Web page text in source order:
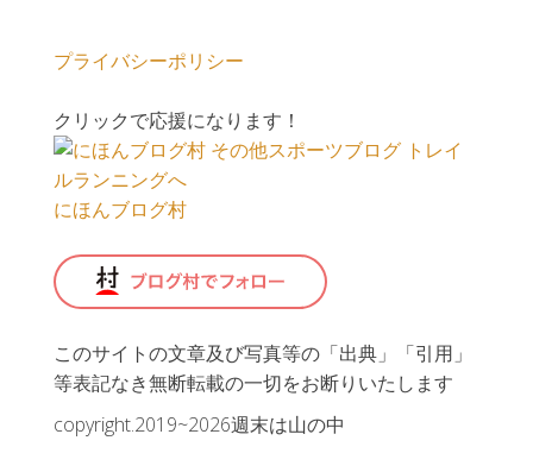
プライバシーポリシー
クリックで応援になります！
にほんブログ村
このサイトの文章及び写真等の「出典」「引用」
等表記なき無断転載の一切をお断りいたします
copyright.2019~2026週末は山の中